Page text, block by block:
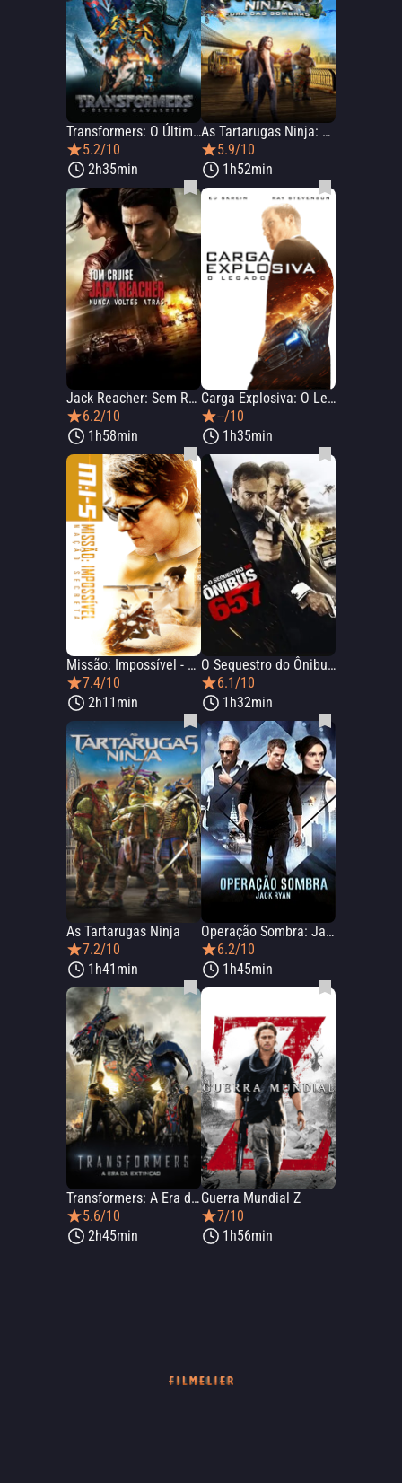
Transformers: O Último Cavaleiro
5.2/10
2h35min
As Tartarugas Ninja: Fora das Sombras
5.9/10
1h52min
Jack Reacher: Sem Retorno
6.2/10
1h58min
Carga Explosiva: O Legado
--/10
1h35min
Missão: Impossível - Nação Secreta
7.4/10
2h11min
O Sequestro do Ônibus 657
6.1/10
1h32min
As Tartarugas Ninja
7.2/10
1h41min
Operação Sombra: Jack Ryan
6.2/10
1h45min
Transformers: A Era da Extinção
5.6/10
2h45min
Guerra Mundial Z
7/10
1h56min